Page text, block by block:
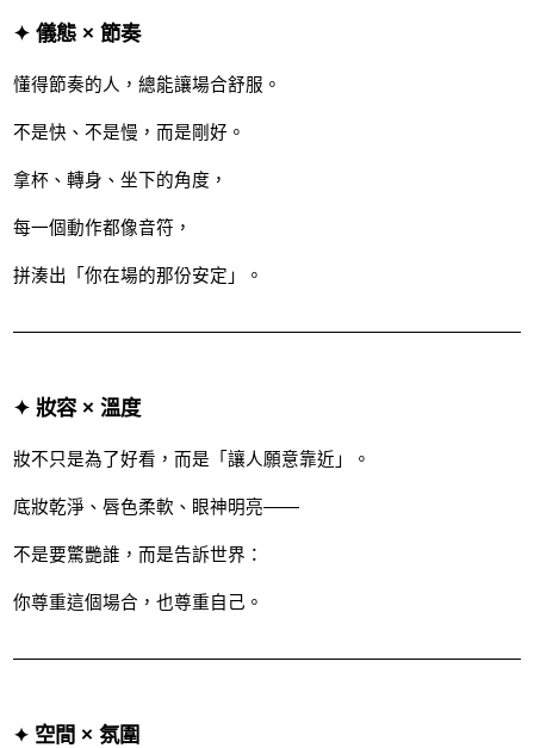
✦ 儀態 × 節奏
懂得節奏的人，總能讓場合舒服。
不是快、不是慢，而是剛好。
拿杯、轉身、坐下的角度，
每一個動作都像音符，
拼湊出「你在場的那份安定」。
✦ 妝容 × 溫度
妝不只是為了好看，而是「讓人願意靠近」。
底妝乾淨、唇色柔軟、眼神明亮——
不是要驚艷誰，而是告訴世界：
你尊重這個場合，也尊重自己。
✦ 空間 × 氛圍